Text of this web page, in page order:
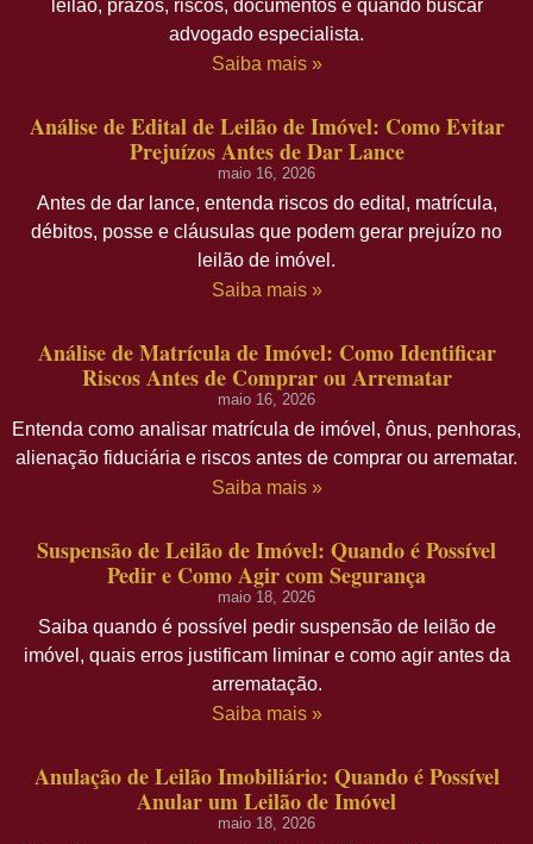
leilão, prazos, riscos, documentos e quando buscar
advogado especialista.
Saiba mais »
Análise de Edital de Leilão de Imóvel: Como Evitar
Prejuízos Antes de Dar Lance
maio 16, 2026
Antes de dar lance, entenda riscos do edital, matrícula,
débitos, posse e cláusulas que podem gerar prejuízo no
leilão de imóvel.
Saiba mais »
Análise de Matrícula de Imóvel: Como Identificar
Riscos Antes de Comprar ou Arrematar
maio 16, 2026
Entenda como analisar matrícula de imóvel, ônus, penhoras,
alienação fiduciária e riscos antes de comprar ou arrematar.
Saiba mais »
Suspensão de Leilão de Imóvel: Quando é Possível
Pedir e Como Agir com Segurança
maio 18, 2026
Saiba quando é possível pedir suspensão de leilão de
imóvel, quais erros justificam liminar e como agir antes da
arrematação.
Saiba mais »
Anulação de Leilão Imobiliário: Quando é Possível
Anular um Leilão de Imóvel
maio 18, 2026